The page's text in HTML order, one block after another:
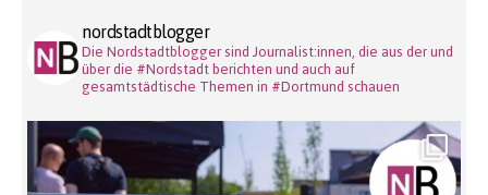
nordstadtblogger
Die Nordstadtblogger sind Journalist:innen, die aus der und
über die #Nordstadt berichten und auch auf
gesamtstädtische Themen in #Dortmund schauen